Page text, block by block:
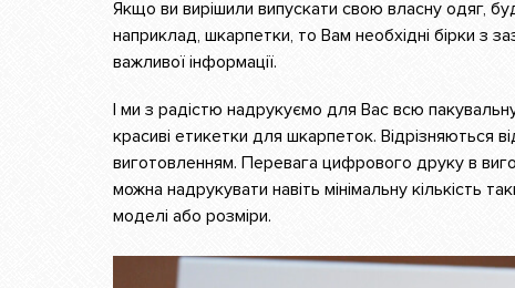
Якщо ви вирішили випускати свою власну одяг,
наприклад, шкарпетки, то Вам необхідні бірки з
важливої інформації.
І ми з радістю надрукуємо для Вас всю
красиві етикетки для шкарпеток.
виготовленням. Перевага цифрового друку в
можна надрукувати навіть мінімальну кількість
моделі або розміри.